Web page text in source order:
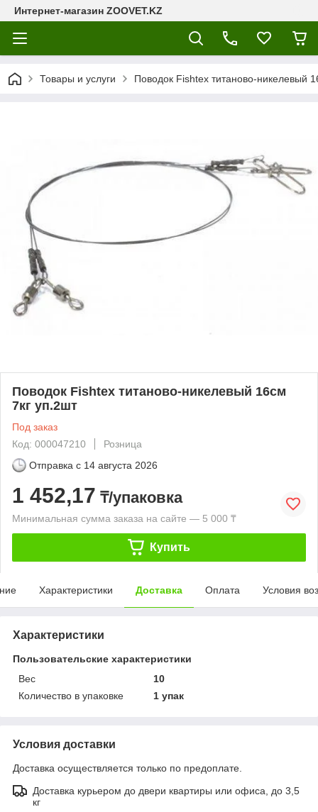
Интернет-магазин ZOOVET.KZ
Товары и услуги Поводок Fishtex титаново-никелевый
Поводок Fishtex титаново-никелевый 16см
7кг уп.2шт
Под заказ
Код: 000047210
Розница
Отправка с 14 августа 2026
1 452,17 ₸/упаковка
Минимальная сумма заказа на сайте — 5 000 ₸
Купить
Характеристики Доставка Оплата Условия
Характеристики
Пользовательские характеристики
Вес
10
Количество в упаковке
1 упак
Условия доставки
Доставка осуществляется только по предоплате.
Доставка курьером до двери квартиры или офиса, до 3,5
кг